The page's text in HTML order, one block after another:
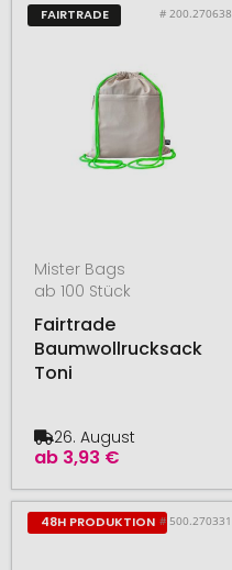
FAIRTRADE # 200.270638
Mister Bags
ab 100 Stück
Fairtrade
Baumwollrucksack
Toni
ab 3,93 €
26. August
48H PRODUKTION # 500.270331